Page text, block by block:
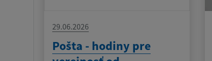
29.06.2026
Pošta - hodiny pre